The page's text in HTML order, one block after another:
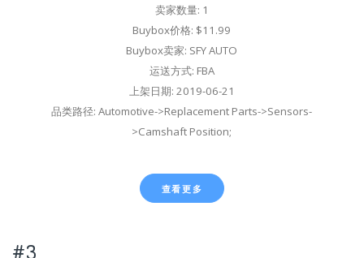
卖家数量: 1
Buybox价格: $11.99
Buybox卖家: SFY AUTO
运送方式: FBA
上架日期: 2019-06-21
品类路径: Automotive->Replacement Parts->Sensors-
>Camshaft Position;
查看更多
#3